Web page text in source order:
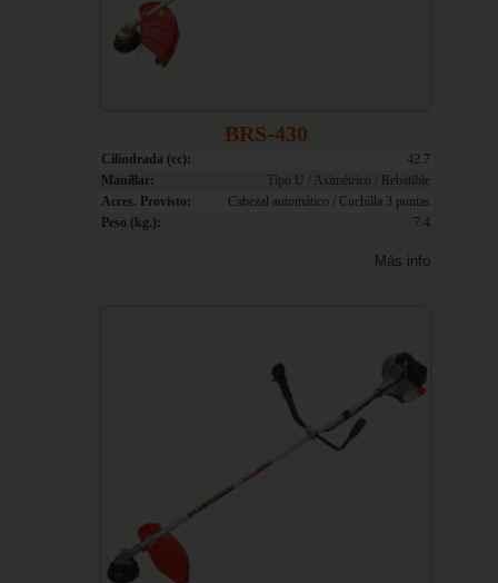
BRS-430
Cilindrada (cc):
42.7
Manillar:
Tipo U / Asimétrico / Rebatible
Acces. Provisto:
Cabezal automático / Cuchilla 3 puntas
Peso (kg.):
7.4
Más info